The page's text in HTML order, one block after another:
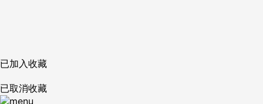
已加入收藏
已取消收藏